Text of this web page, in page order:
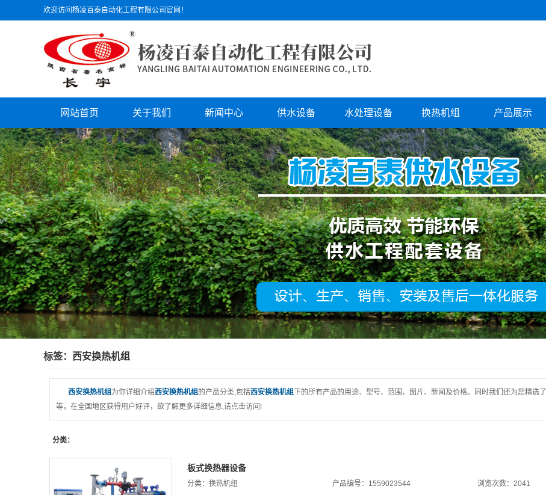
欢迎访问杨凌百泰自动化工程有限公司官网！
网站首页 关于我们
公司简介
文化理念
组织机构
员工风采
公司荣誉
资质证书
厂房展示
客户名录
营业执照
新闻中心
公司动态
行业动态
技术支持
供水设备 水处理设备 换热机组 产品展示
标签：西安换热机组
西安换热机组为你详细介绍西安换热机组的产品分类,包括西安换热机组 下的所有产品的用途、型号、范围、图片、新闻及价格。同时我们还为您精选了
等，在全国地区获得用户好评，欲了解更多详细信息,请点击访问!
分类：
板式换热器设备
分类： 换热机组 产品编号：1559023544
浏览次数：2041